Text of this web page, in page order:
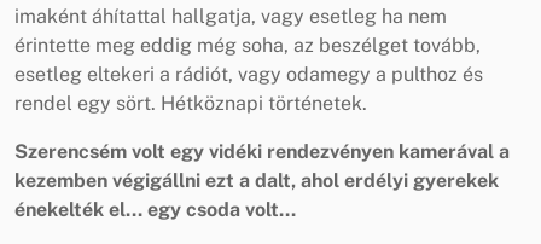
imaként áhítattal hallgatja, vagy esetleg ha nem
érintette meg eddig még soha, az beszélget tovább,
esetleg eltekeri a rádiót, vagy odamegy a pulthoz és
rendel egy sört. Hétköznapi történetek.
Szerencsém volt egy vidéki rendezvényen kamerával a
kezemben végigállni ezt a dalt, ahol erdélyi gyerekek
énekelték el... egy csoda volt...